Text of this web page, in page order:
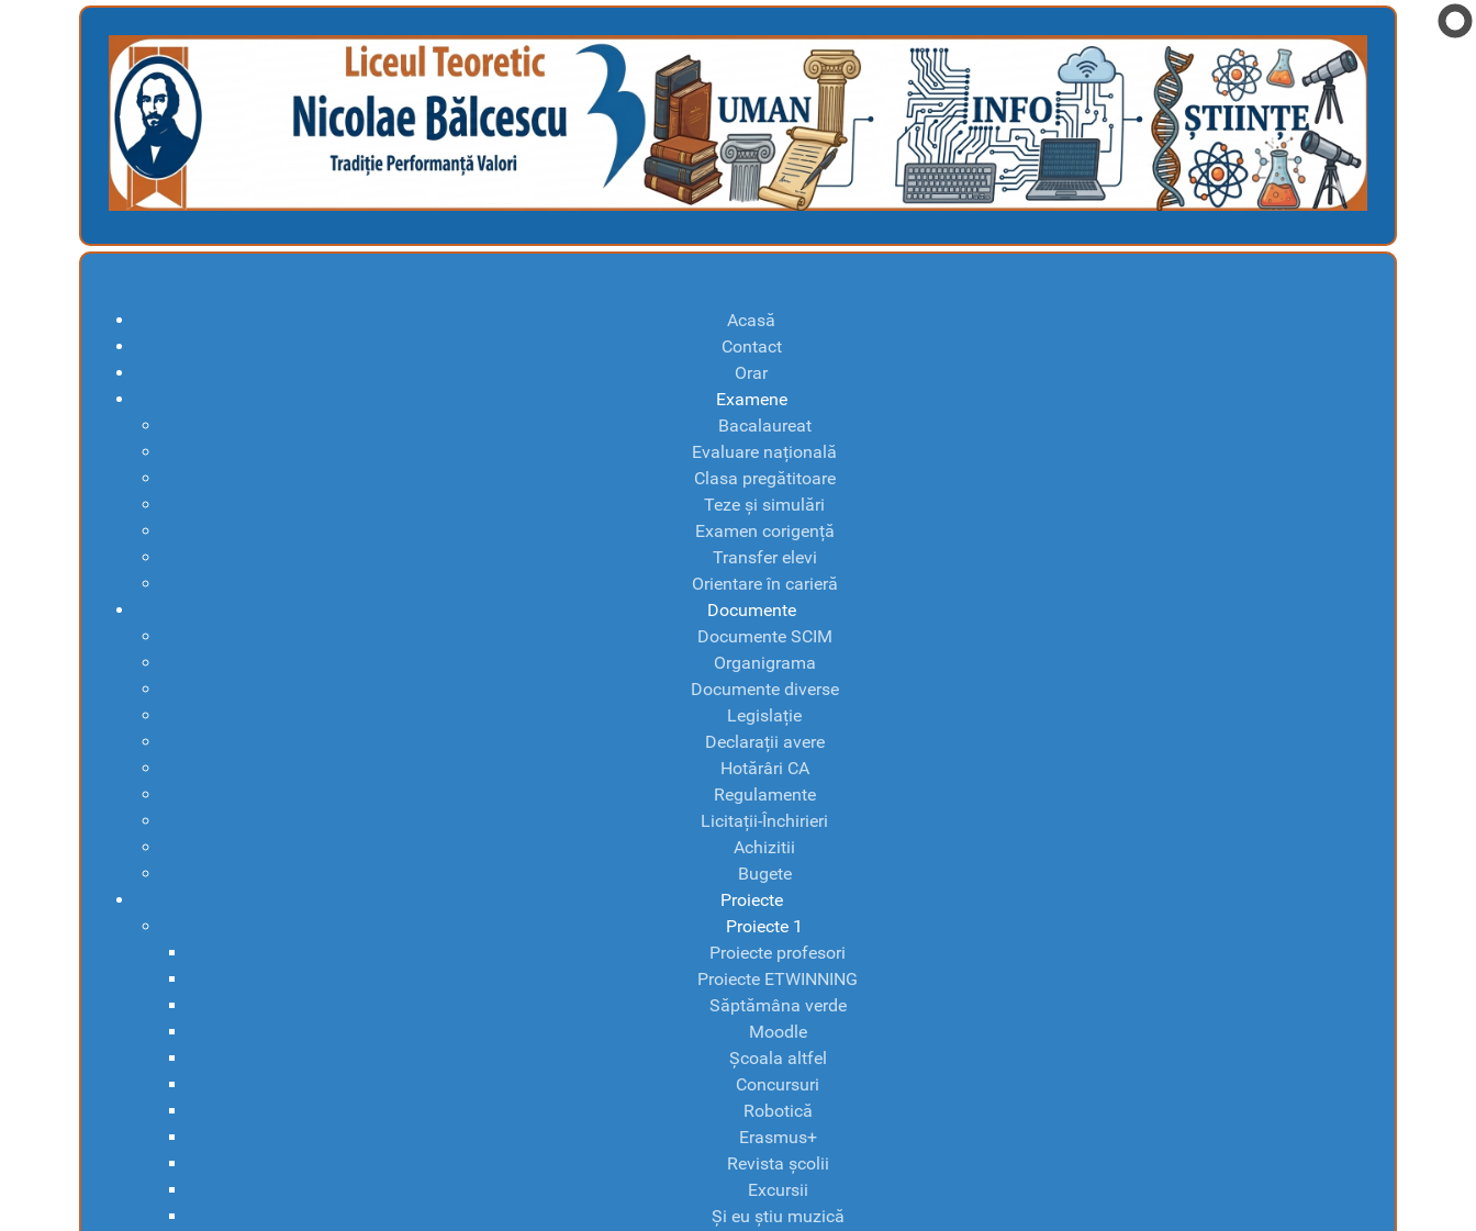
Acasă
Contact
Orar
Examene
Bacalaureat
Evaluare națională
Clasa pregătitoare
Teze și simulări
Examen corigență
Transfer elevi
Orientare în carieră
Documente
Documente SCIM
Organigrama
Documente diverse
Legislație
Declarații avere
Hotărâri CA
Regulamente
Licitații-Închirieri
Achizitii
Bugete
Proiecte
Proiecte 1
Proiecte profesori
Proiecte ETWINNING
Săptămâna verde
Moodle
Școala altfel
Concursuri
Robotică
Erasmus+
Revista școlii
Excursii
Și eu știu muzică